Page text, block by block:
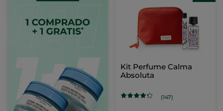
Kit Perfume Calma
Absoluta
(147)